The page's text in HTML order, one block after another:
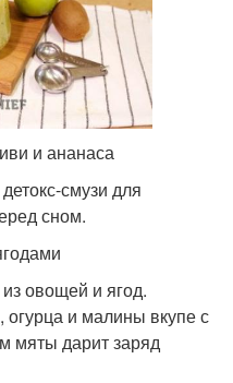
и ананаса
смузи для
сном.
овощей и ягод.
и малины вкупе с
мяты дарит заряд